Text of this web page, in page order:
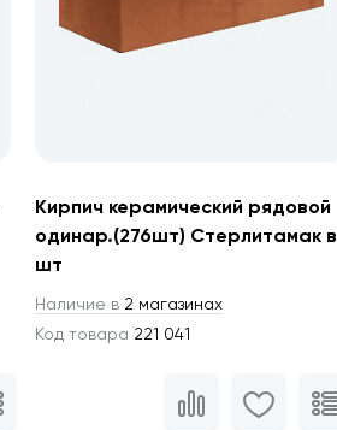
Кирпич керамический рядовой
одинар.(276шт) Стерлитамак в
шт
Наличие в 2 магазинах
Код товара 221 041